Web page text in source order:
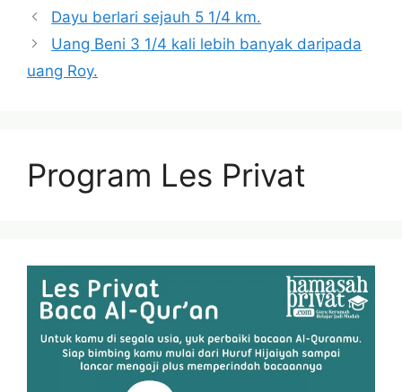
Dayu berlari sejauh 5 1/4 km.
Uang Beni 3 1/4 kali lebih banyak daripada
uang Roy.
Program Les Privat